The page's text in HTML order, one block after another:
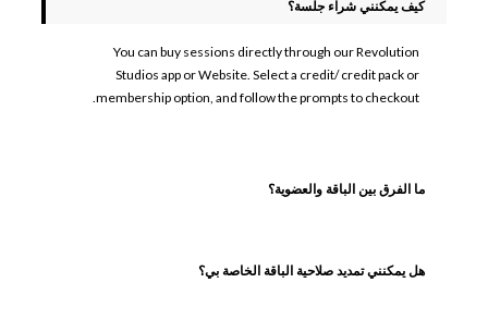
كيف يمكنني شراء جلسة؟
You can buy sessions directly through our Revolution
Studios app or Website. Select a credit/ credit pack or
membership option, and follow the prompts to checkout.
ما الفرق بين الباقة والعضوية؟
هل يمكنني تمديد صلاحية الباقة الخاصة بي؟